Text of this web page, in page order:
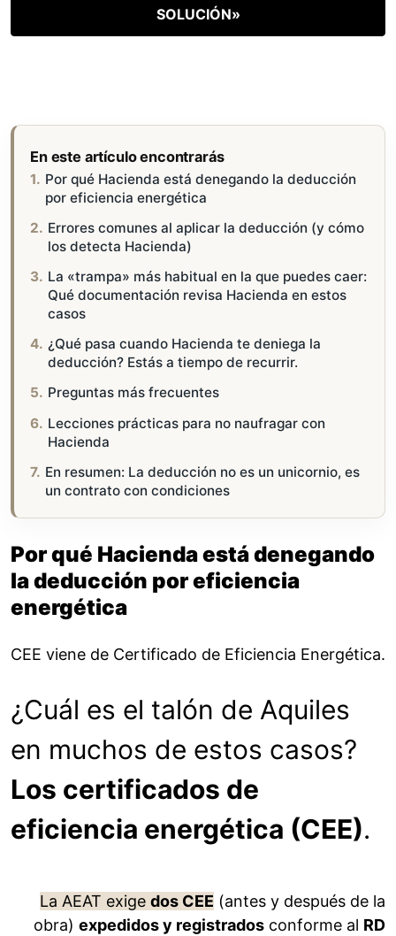
SOLUCIÓN»
En este artículo encontrarás
Por qué Hacienda está denegando la deducción
por eficiencia energética
Errores comunes al aplicar la deducción (y cómo
los detecta Hacienda)
La «trampa» más habitual en la que puedes caer:
Qué documentación revisa Hacienda en estos
casos
¿Qué pasa cuando Hacienda te deniega la
deducción? Estás a tiempo de recurrir.
Preguntas más frecuentes
Lecciones prácticas para no naufragar con
Hacienda
En resumen: La deducción no es un unicornio, es
un contrato con condiciones
Por qué Hacienda está denegando
la deducción por eficiencia
energética
CEE viene de Certificado de Eficiencia Energética.
¿Cuál es el talón de Aquiles
en muchos de estos casos?
Los certificados de
eficiencia energética (CEE).
La AEAT exige dos CEE (antes y después de la
obra) expedidos y registrados conforme al RD